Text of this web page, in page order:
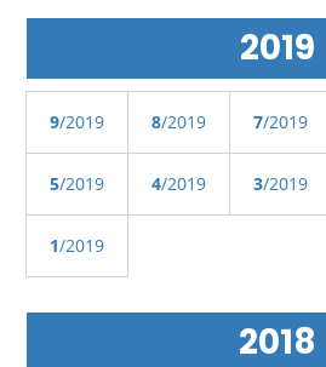
2019
9/2019 8/2019 7/2019
5/2019 4/2019 3/2019
1/2019
2018